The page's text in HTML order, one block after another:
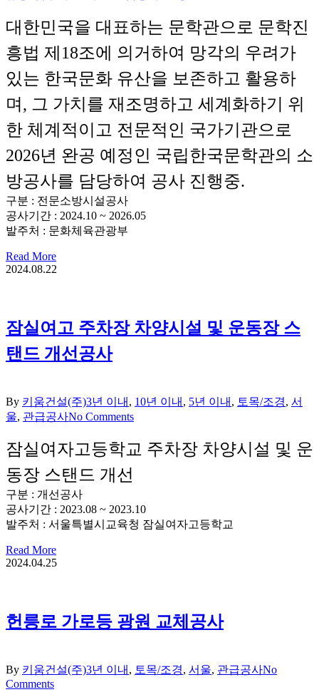
대한민국을 대표하는 문학관으로 문학진
흥법 제18조에 의거하여 망각의 우려가
있는 한국문화 유산을 보존하고 활용하
며, 그 가치를 재조명하고 세계화하기 위
한 체계적이고 전문적인 국가기관으로
2026년 완공 예정인 국립한국문학관의 소
방공사를 담당하여 공사 진행중.
구분 : 전문소방시설공사
공사기간 : 2024.10 ~ 2026.05
발주처 : 문화체육관광부
Read More
2024.08.22
잠실여고 주차장 차양시설 및 운동장 스
탠드 개선공사
By 키움건설(주)3년 이내 , 10년 이내 , 5년 이내 , 토목/조경, 서
울, 관급공사No Comments
잠실여자고등학교 주차장 차양시설 및 운
동장 스탠드 개선
구분 : 개선공사
공사기간 : 2023.08 ~ 2023.10
발주처 : 서울특별시교육청 잠실여자고등학교
Read More
2024.04.25
헌릉로 가로등 광원 교체공사
By 키움건설(주)3년 이내 , 토목/조경, 서울, 관급공사No
Comments